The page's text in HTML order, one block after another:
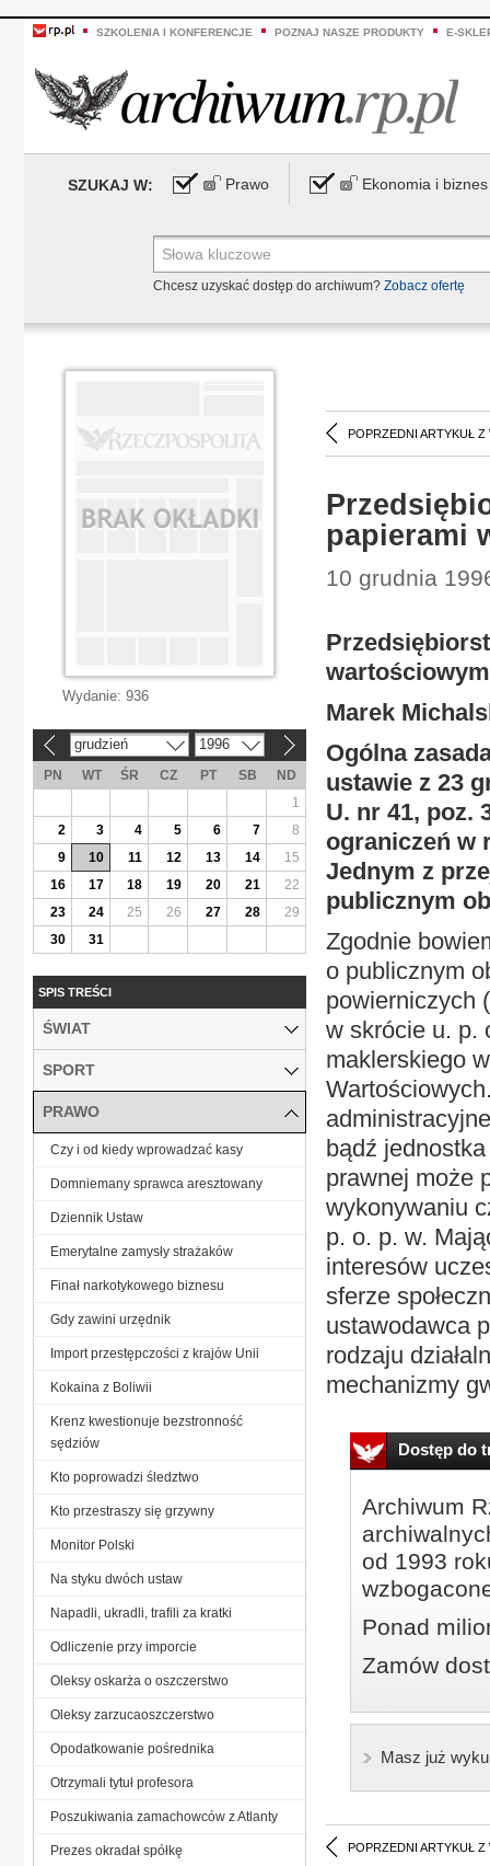
SZKOLENIA I KONFERENCJE POZNAJ NASZE PRODUKTY E-
SZUKAJ W: Prawo Ekonomia i biznes
Chcesz uzyskać dostęp do archiwum? Zobacz ofertę
POPRZEDNI ARTYKUŁ Z
papierami
10 grudnia
Marek
Ogólna
ustawie z 23
U. nr 41, poz.
ograniczeń w
Jednym z
publicznym
Zgodnie
o publicznym
powierniczych
w skrócie u. p.
maklerskiego
bądź
prawnej może
wykonywaniu
p. o. p. w.
interesów
sferze
ustawodawca
rodzaju
mechanizmy
Dostęp do
Archiwum
od 1993
Ponad
Zamów
Masz już
POPRZEDNI ARTYKUŁ Z
Wydanie: 936
grudzień 1996
PN WT ŚR CZ PT SB
ND
1
2
3 4 5 6 7
8
9
10 11 12 13 14
15
16
17 18 19 20 21
22
23
24 25 26 27 28
29
30
31
SPIS TREŚCI
ŚWIAT
SPORT
PRAWO
Czy i od kiedy wprowadzać kasy
Domniemany sprawca aresztowany
Dziennik Ustaw
Emerytalne zamysły strażaków
Finał narkotykowego biznesu
Gdy zawini urzędnik
Import przestępczości z krajów Unii
Kokaina z Boliwii
Krenz kwestionuje bezstronność
sędziów
Kto poprowadzi śledztwo
Kto przestraszy się grzywny
Monitor Polski
Na styku dwóch ustaw
Napadli, ukradli, trafili za kratki
Odliczenie przy imporcie
Oleksy oskarża o oszczerstwo
Oleksy zarzucaoszczerstwo
Opodatkowanie pośrednika
Otrzymali tytuł profesora
Poszukiwania zamachowców z Atlanty
Prezes okradał spółkę